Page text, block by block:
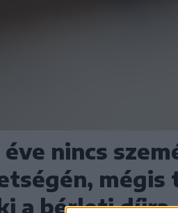
nincs
a bérleti díjra